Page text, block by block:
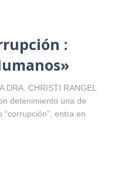
:
DRA. CHRISTI RANGEL
detenimiento una de
entra en